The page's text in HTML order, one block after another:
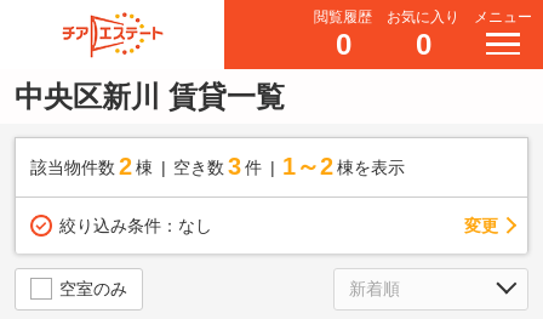
閲覧履歴
0
お気に入り
0
メニュー
中央区新川 賃貸一覧
該当物件数 2棟 空き数 3 件 1～2 棟を表示
絞り込み条件： なし 変更
空室のみ